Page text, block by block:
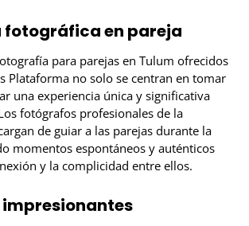
fotográfica en pareja
para parejas en Tulum ofrecidos
Plataforma no solo se centran en tomar
una experiencia única y significativa
fotógrafos profesionales de la
de guiar a las parejas durante la
momentos espontáneos y auténticos
y la complicidad entre ellos.